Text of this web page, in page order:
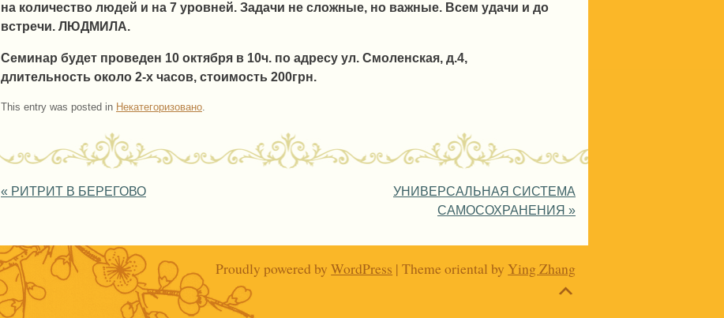
на количество людей и на 7 уровней. Задачи не сложные, но важные. Всем удачи и до
встречи. ЛЮДМИЛА.
Семинар будет проведен 10 октября в 10ч. по адресу ул. Смоленская, д.4,
длительность около 2-х часов, стоимость 200грн.
This entry was posted in Некатегоризовано.
Post navigation
« РИТРИТ В БЕРЕГОВО
УНИВЕРСАЛЬНАЯ СИСТЕМА
САМОСОХРАНЕНИЯ »
Proudly powered byWordPress | Theme oriental by Ying Zhang